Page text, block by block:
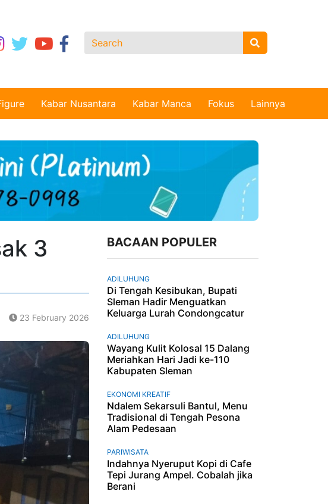
Kabar Nusantara Kabar Manca Fokus Lainnya
3
23 February 2026
BACAAN POPULER
ADILUHUNG
Di Tengah Kesibukan, Bupati
Sleman Hadir Menguatkan
Keluarga Lurah Condongcatur
ADILUHUNG
Wayang Kulit Kolosal 15 Dalang
Meriahkan Hari Jadi ke-110
Kabupaten Sleman
EKONOMI KREATIF
Ndalem Sekarsuli Bantul, Menu
Tradisional di Tengah Pesona
Alam Pedesaan
PARIWISATA
Indahnya Nyeruput Kopi di Cafe
Tepi Jurang Ampel. Cobalah jika
Berani